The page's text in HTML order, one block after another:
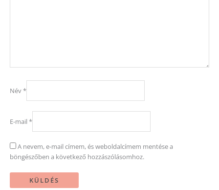
Név*
E-mail *
A nevem, e-mail címem, és weboldalcímem mentése a
böngészőben a következő hozzászólásomhoz.